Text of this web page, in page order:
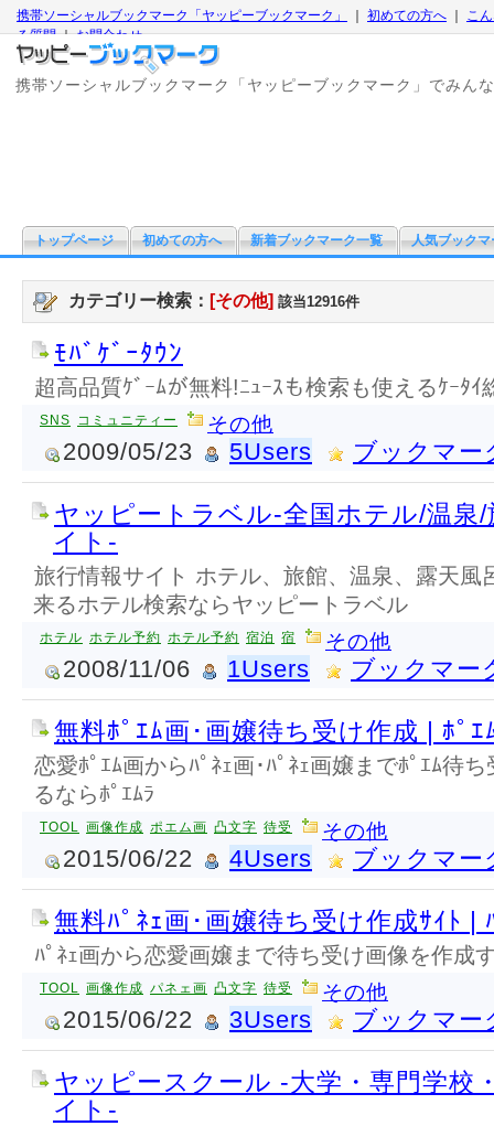
携帯ソーシャルブックマーク「ヤッピーブックマーク」 初めての方へ
こ
る質問｜お問合わせ
携帯ソーシャルブックマーク「ヤッピーブックマーク」でみん
トップページ 初めての方へ 新着ブックマーク一覧 人気ブックマ
カテゴリー検索： [その他] 該当12916件
ﾓﾊﾞｹﾞｰﾀｳﾝ
超高品質ｹﾞｰﾑが無料!ﾆｭｰｽも検索も使えるｹｰﾀｲ
SNS コミュニティー その他
2009/05/23 5Users ブックマー
ヤッピートラベル-全国ホテル/温泉
イト-
旅行情報サイト ホテル、旅館、温泉、露天風
来るホテル検索ならヤッピートラベル
ホテル ホテル予約 ホテル予約 宿泊 宿 その他
2008/11/06 1Users ブックマー
無料ﾎﾟｴﾑ画･画嬢待ち受け作成 | ﾎﾟｴ
恋愛ﾎﾟｴﾑ画からﾊﾟﾈｪ画･ﾊﾟﾈｪ画嬢までﾎﾟｴﾑ待
るならﾎﾟｴﾑﾗ
TOOL 画像作成 ポエム画 凸文字 待受 その他
2015/06/22 4Users ブックマー
無料ﾊﾟﾈｪ画･画嬢待ち受け作成ｻｲﾄ |
ﾊﾟﾈｪ画から恋愛画嬢まで待ち受け画像を作成
TOOL 画像作成 パネェ画 凸文字 待受 その他
2015/06/22 3Users ブックマー
ヤッピースクール -大学・専門学校
イト-